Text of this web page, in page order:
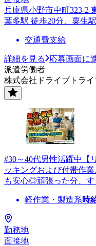
兵庫県小野市中町323-2
葉多駅 徒歩20分、粟生
交通費支給
詳細を見る
応募画面に
派遣労働者
株式会社ドライブトライ
#30～40代男性活躍中【
ッキングおよび付帯作
も安心◎頑張った分、す
軽作業・製造系時
勤務地
面接地